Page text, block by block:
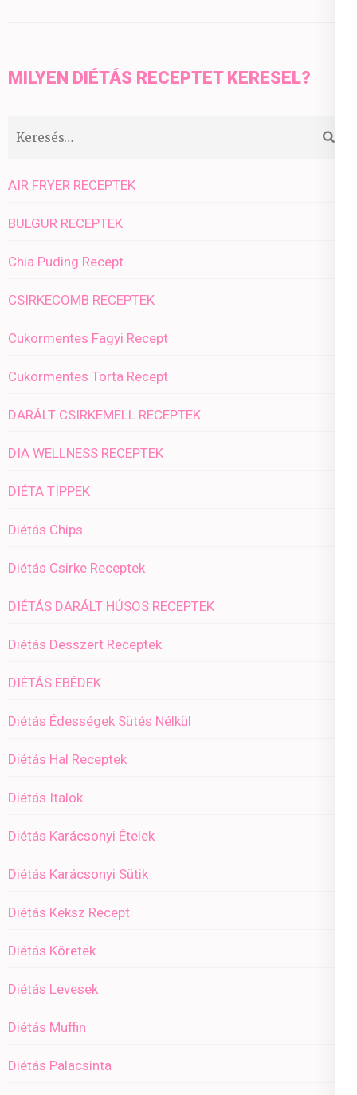
MILYEN DIÉTÁS RECEPTET KERESEL?
Keresés:
AIR FRYER RECEPTEK
BULGUR RECEPTEK
Chia Puding Recept
CSIRKECOMB RECEPTEK
Cukormentes Fagyi Recept
Cukormentes Torta Recept
DARÁLT CSIRKEMELL RECEPTEK
DIA WELLNESS RECEPTEK
DIÉTA TIPPEK
Diétás Chips
Diétás Csirke Receptek
DIÉTÁS DARÁLT HÚSOS RECEPTEK
Diétás Desszert Receptek
DIÉTÁS EBÉDEK
Diétás Édességek Sütés Nélkül
Diétás Hal Receptek
Diétás Italok
Diétás Karácsonyi Ételek
Diétás Karácsonyi Sütik
Diétás Keksz Recept
Diétás Köretek
Diétás Levesek
Diétás Muffin
Diétás Palacsinta